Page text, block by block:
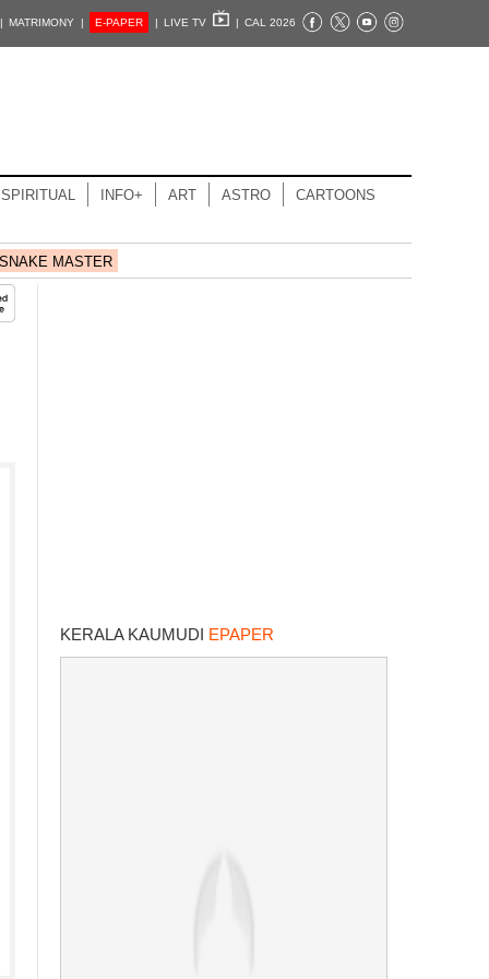
MATRIMONY | E-PAPER | LIVE TV | CAL 2026
SPIRITUAL INFO+ ART ASTRO CARTOONS
MASTER
KERALA KAUMUDI EPAPER